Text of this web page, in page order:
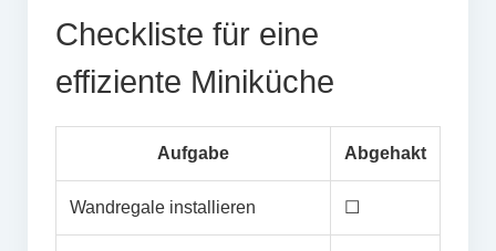
Checkliste für eine
effiziente Miniküche
Aufgabe Abgehakt
Wandregale installieren ☐